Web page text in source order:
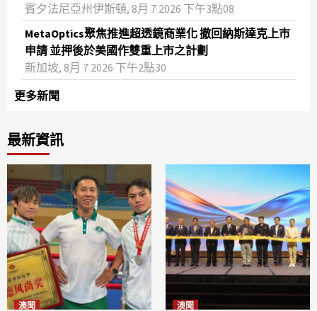
賓夕法尼亞州伊斯頓, 8月 7 2026 下午3點08
MetaOptics聚焦推進超透鏡商業化 撤回納斯達克上市
申請 並押後於美國作雙重上市之計劃
新加坡, 8月 7 2026 下午2點30
更多新聞
最新資訊
澳聞 澳聞